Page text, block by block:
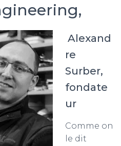
Alexand
re
Surber,
fondate
ur
Comme on
le dit